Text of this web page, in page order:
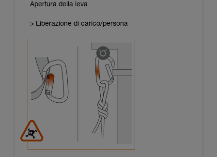
Apertura della leva
> Liberazione di carico/persona